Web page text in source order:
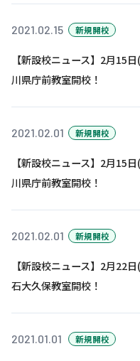
卓越した安全・安心を目
基本方針
お客様相談センター
2021.02.15 新規開校
【新設校ニュース】2月15
川県庁前教室開校！
2021.02.01 新規開校
【新設校ニュース】2月15
川県庁前教室開校！
2021.02.01 新規開校
【新設校ニュース】2月22
石大久保教室開校！
2021.01.01 新規開校